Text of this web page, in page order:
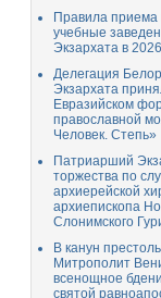
Правила приема
учебные
Экзархата в
Делегация
Экзархата
Евразийском
православной
Человек. Степь»
Патриарший
торжества по
архиерейской
архиепископа
Слонимского
В канун
Митрополит
всенощное
святой